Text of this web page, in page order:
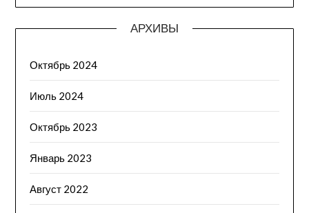
АРХИВЫ
Октябрь 2024
Июль 2024
Октябрь 2023
Январь 2023
Август 2022